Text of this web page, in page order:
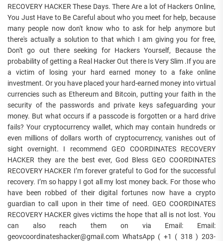
RECOVERY HACKER These Days. There Are a lot of Hackers Online,
You Just Have to Be Careful about who you meet for help, because
many people now don't know who to ask for help anymore but
there's actually a solution to that which I am giving you for free,
Don't go out there seeking for Hackers Yourself, Because the
probability of getting a Real Hacker Out there Is Very Slim .If you are
a victim of losing your hard earned money to a fake online
investment. Or you have placed your hard-earned money into virtual
currencies such as Ethereum and Bitcoin, putting your faith in the
security of the passwords and private keys safeguarding your
money. But what occurs if a passcode is forgotten or a hard drive
fails? Your cryptocurrency wallet, which may contain hundreds or
even millions of dollars worth of cryptocurrency, vanishes out of
sight overnight. I recommend GEO COORDINATES RECOVERY
HACKER they are the best ever, God Bless GEO COORDINATES
RECOVERY HACKER I’m forever grateful to God for the successful
recovery. I’m so happy I got all my lost money back. For those who
have been robbed of their digital fortunes now have a crypto
guardian to call upon in their time of need. GEO COORDINATES
RECOVERY HACKER gives victims the hope that all is not lost. You
can also reach them on via Email: Email:
geovcoordinateshacker@gmail.com WhatsApp ( +1 ( 318 ) 203-